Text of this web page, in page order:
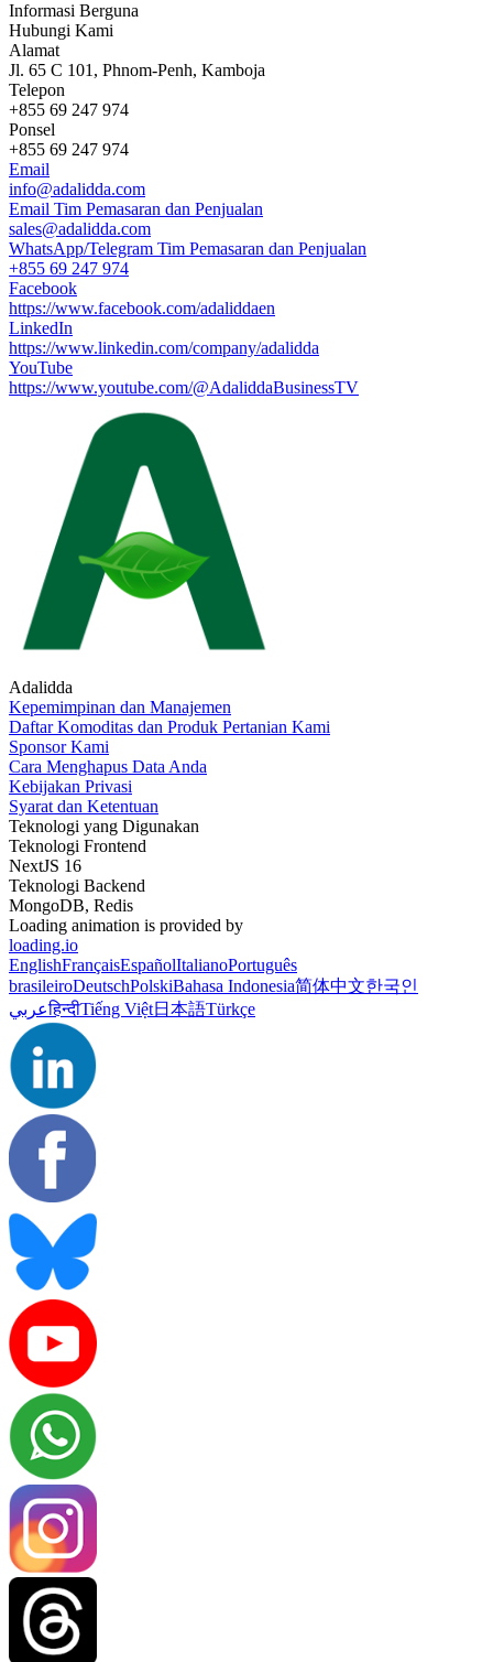
Informasi Berguna
Hubungi Kami
Alamat
Jl. 65 C 101, Phnom-Penh, Kamboja
Telepon
+855 69 247 974
Ponsel
+855 69 247 974
Email
info@adalidda.com
Email Tim Pemasaran dan Penjualan
sales@adalidda.com
WhatsApp/Telegram Tim Pemasaran dan Penjualan
+855 69 247 974
Facebook
https://www.facebook.com/adaliddaen
LinkedIn
https://www.linkedin.com/company/adalidda
YouTube
https://www.youtube.com/@AdaliddaBusinessTV
Adalidda
Kepemimpinan dan Manajemen
Daftar Komoditas dan Produk Pertanian Kami
Sponsor Kami
Cara Menghapus Data Anda
Kebijakan Privasi
Syarat dan Ketentuan
Teknologi yang Digunakan
Teknologi Frontend
NextJS 16
Teknologi Backend
MongoDB, Redis
Loading animation is provided by
loading.io
EnglishFrançaisEspañolItalianoPortuguês
brasileiroDeutschPolskiBahasa Indonesia简体中文한국인
عربيहिन्दीTiếng Việt日本語Türkçe